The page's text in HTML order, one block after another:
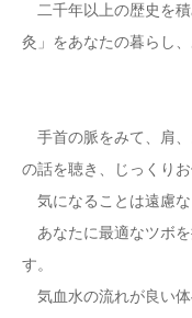
二千年以上の歴史を
灸」をあなたの暮らし
手首の脈をみて、肩
の話を聴き、じっくり
気になることは遠慮な
あなたに最適なツボを
す。
気血水の流れが良い